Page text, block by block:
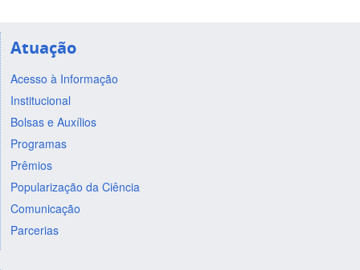
Atuação
Acesso à Informação
Institucional
Bolsas e Auxílios
Programas
Prêmios
Popularização da Ciência
Comunicação
Parcerias